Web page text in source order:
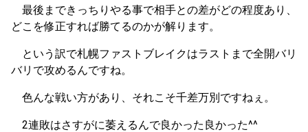
最後まできっちりやる事で相手との差がどの程度あり、
どこを修正すれば勝てるのかが解ります。
という訳で札幌ファストブレイクはラストまで全開バリ
バリで攻めるんですね。
色んな戦い方があり、それこそ千差万別ですねぇ。
2連敗はさすがに萎えるんで良かった良かった^^